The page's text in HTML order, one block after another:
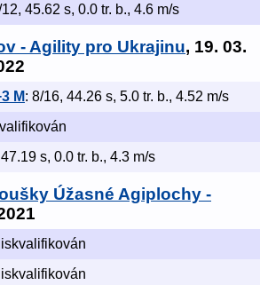
12, 45.62 s, 0.0 tr. b., 4.6 m/s
- Agility pro Ukrajinu, 19. 03.
M: 8/16, 44.26 s, 5.0 tr. b., 4.52 m/s
s, 0.0 tr. b., 4.3 m/s
Úžasné Agiplochy -